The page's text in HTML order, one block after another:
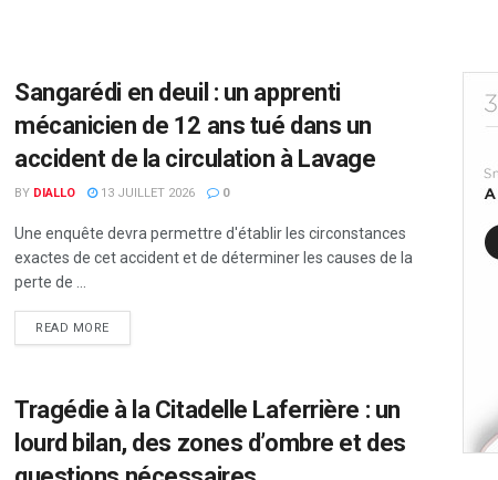
Sangarédi en deuil : un apprenti
mécanicien de 12 ans tué dans un
accident de la circulation à Lavage
BY DIALLO 13 JUILLET 2026 0
Une enquête devra permettre d'établir les circonstances
exactes de cet accident et de déterminer les causes de la
perte de ...
READ MORE
Tragédie à la Citadelle Laferrière : un
lourd bilan, des zones d’ombre et des